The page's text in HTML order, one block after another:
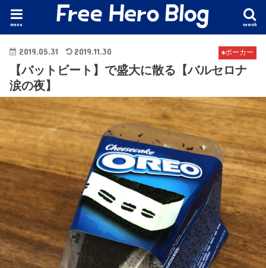
search
menu
♠️ポーカー
2019.05.31 2019.11.30
【バットビート】で盛大に散る【バルセロナ
涙の夜】